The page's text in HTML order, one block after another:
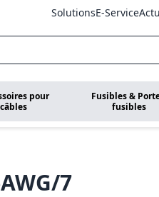
SolutionsE-Service
pour
câbles
Fusibles &
fusibles
7